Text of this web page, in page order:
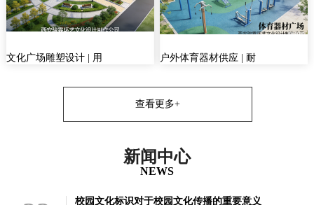
文化广场雕塑设计 | 用 户外体育器材供应 | 耐
查看更多+
新闻中心
NEWS
校园文化标识对于校园文化传播的重要意义